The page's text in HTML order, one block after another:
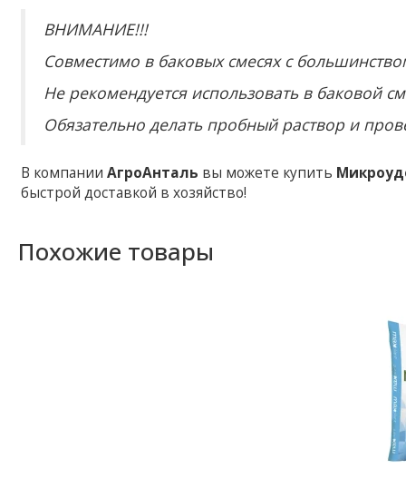
ВНИМАНИЕ!!!
Совместимо в баковых смесях с
Не рекомендуется использовать в баковой
Обязательно делать пробный раствор и
В компанииАгроАнталь вы можете купить
быстрой доставкой в хозяйство!
Похожие товары